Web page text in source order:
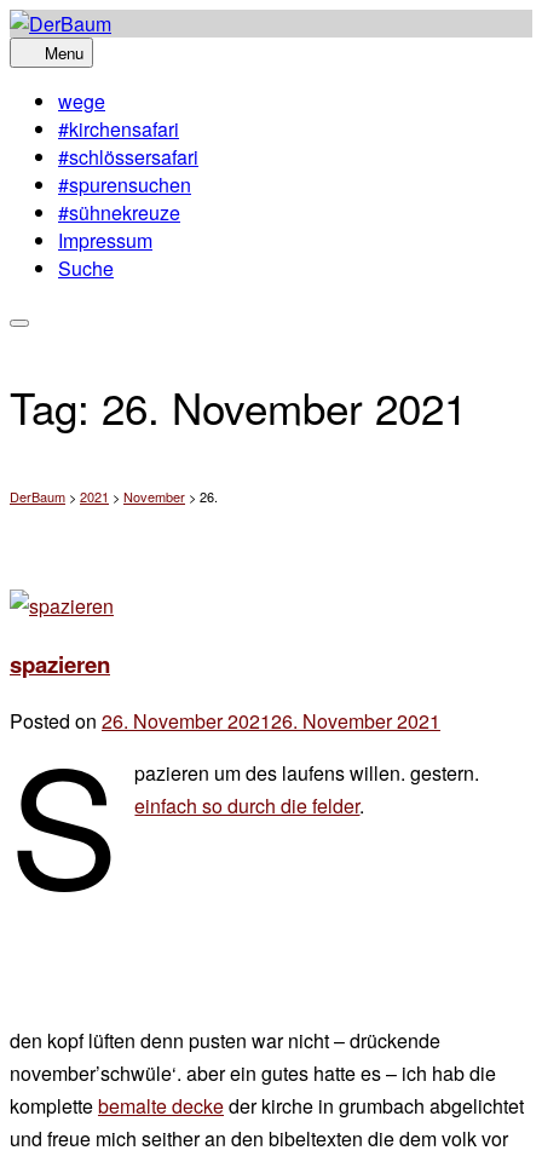
Skip
to
Menu
wege
#kirchensafari
#schlössersafari
#spurensuchen
#sühnekreuze
Impressum
Suche
Tag: 26. November 2021
DerBaum > 2021 > November > 26.
spazieren
Posted on 26. November 202126. November 2021
chef
s
pazieren um des laufens willen. gestern.
einfach so durch die felder.
den kopf lüften denn pusten war nicht – drückende
november’schwüle‘. aber ein gutes hatte es – ich hab die
komplettebemalte deckeder kirche in grumbach abgelichtet
und freue mich seither an den bibeltexten die dem volk vor